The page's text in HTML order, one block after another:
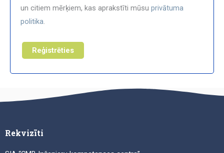
un citiem mērķiem, kas aprakstīti mūsu privātuma
politika.
Reģistrēties
Rekvizīti